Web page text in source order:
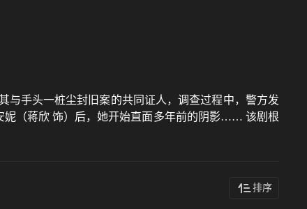
与手头一桩尘封旧案的共同证人，调查过程中，警方发
妮（蒋欣 饰）后，她开始直面多年前的阴影…… 该剧根
排序